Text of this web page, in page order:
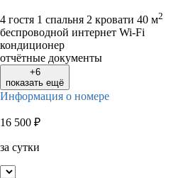
4 гостя 1 спальня 2 кровати 40 м2
беспроводной интернет Wi-Fi
кондиционер
отчётные документы
+6
показать ещё
Информация о номере
16 500 ₽
за сутки